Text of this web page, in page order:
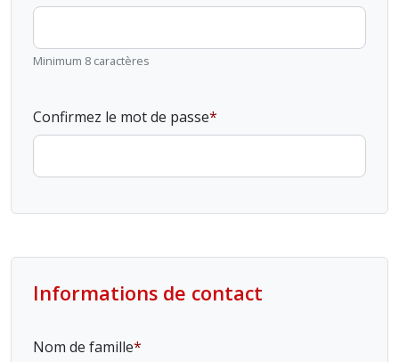
Minimum 8 caractères
Confirmez le mot de passe
Informations de contact
Nom de famille